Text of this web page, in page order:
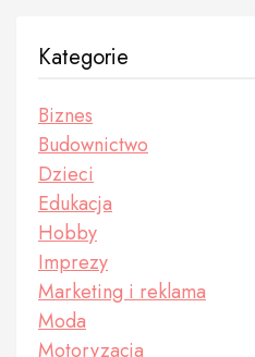
Kategorie
Biznes
Budownictwo
Dzieci
Edukacja
Hobby
Imprezy
Marketing i reklama
Moda
Motoryzacja